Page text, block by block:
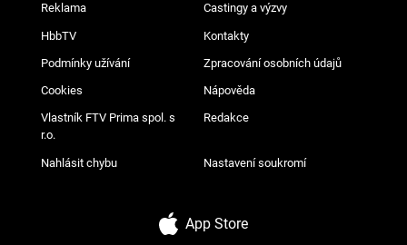
Reklama Castingy a výzvy
HbbTV Kontakty
Podmínky užívání Zpracování osobních údajů
Cookies Nápověda
Vlastník FTV Prima spol. s
r.o.
Redakce
Nahlásit chybu Nastavení soukromí
App Store